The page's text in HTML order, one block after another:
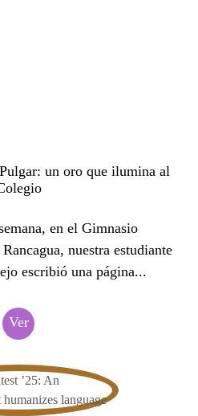
un oro que ilumina al
en el Gimnasio
nuestra estudiante
escribió una página...
Ver